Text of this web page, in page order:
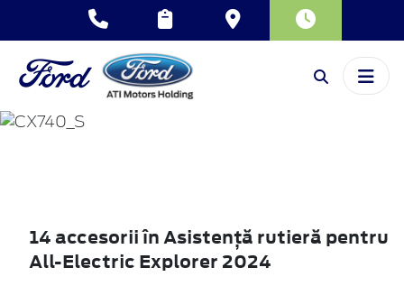
ALL-ELECTRIC
EXPLORER
14 accesorii în Asistenţă rutieră pentru
All-Electric Explorer 2024